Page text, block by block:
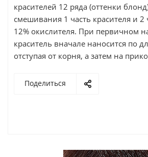
красителей 12 ряда (оттенки
смешивания 1 часть красителя и 2
12% окислителя. При первичном
краситель вначале наносится по
отступая от корня, а затем на
Поделиться